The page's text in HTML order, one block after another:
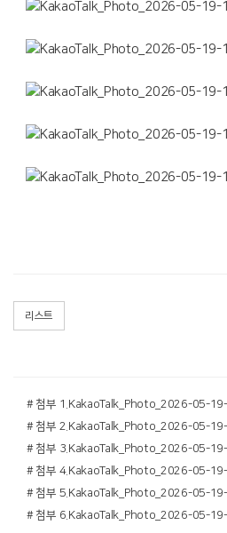
리스트
# 첨부 1.KakaoTalk_Photo_2026-05-
# 첨부 2.KakaoTalk_Photo_2026-05-
# 첨부 3.KakaoTalk_Photo_2026-05-
# 첨부 4.KakaoTalk_Photo_2026-05-
# 첨부 5.KakaoTalk_Photo_2026-05-
# 첨부 6.KakaoTalk_Photo_2026-05-